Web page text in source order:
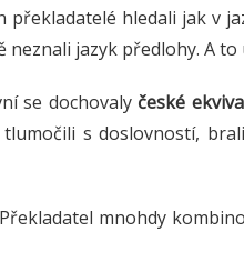
překladatelé hledali jak v
jazyk předlohy. A
se dochovaly české
s doslovností,
mnohdy